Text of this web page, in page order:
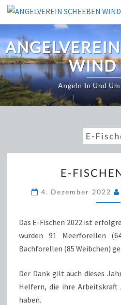
Zum
springen
WIND
Angeln In Und
E-
E-
4. Dezember 2022
Das E-Fischen 2022 ist
wurden 91 Meerforellen
Bachforellen (85 Weibchen)
Der Dank gilt auch dieses
Helfern, die ihre
haben.